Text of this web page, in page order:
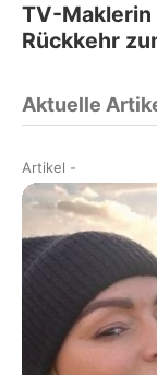
TV-Maklerin
Rückkehr
Aktuelle
Artikel -